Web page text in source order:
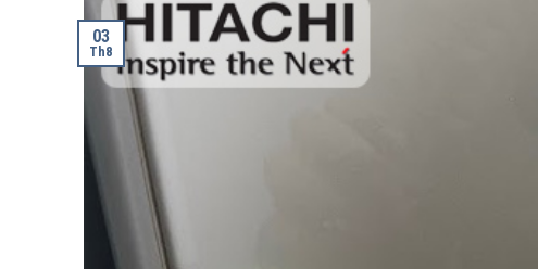
03
Th8